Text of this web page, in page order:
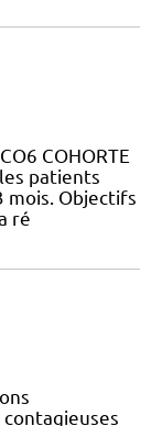
COHORTE
patients
mois. Objectifs
ré